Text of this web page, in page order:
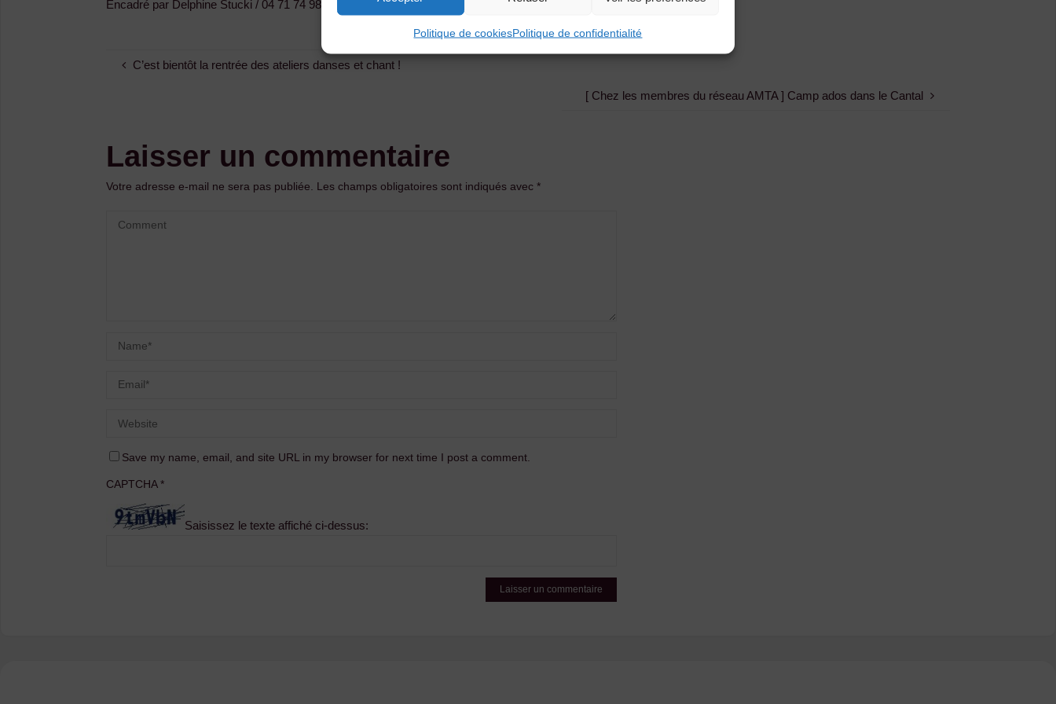
Politique de cookiesPolitique de confidentialité
Encadré par Delphine Stucki / 04 71 74 98 05 – https://www.ecole-musique-brivadois.fr/
C’est bientôt la rentrée des ateliers danses et chant !
[ Chez les membres du réseau AMTA ] Camp ados dans le Cantal
Laisser un commentaire
Votre adresse e-mail ne sera pas publiée. Les champs obligatoires sont indiqués avec*
Save my name, email, and site URL in my browser for next time I post a comment.
CAPTCHA*
Saisissez le texte affiché ci-dessus: